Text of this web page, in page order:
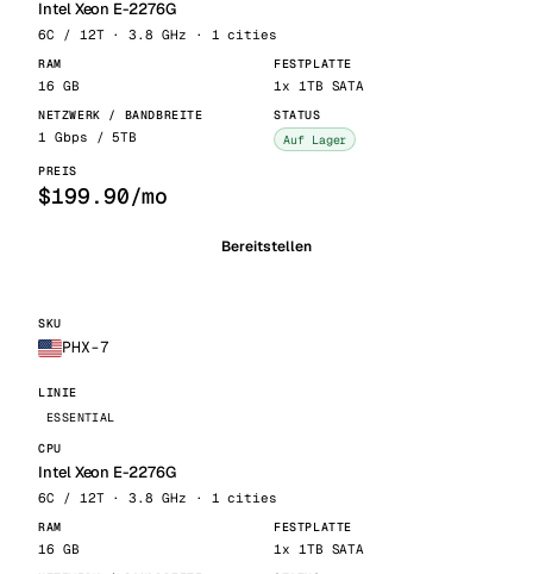
Intel Xeon E-2276G
6C / 12T · 3.8 GHz · 1 cities
16 GB 1x 1TB SATA
1 Gbps / 5TB Auf Lager
$199.90/mo
Bereitstellen
PHX-7
ESSENTIAL
Intel Xeon E-2276G
6C / 12T · 3.8 GHz · 1 cities
16 GB 1x 1TB SATA